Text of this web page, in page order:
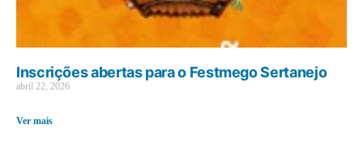
Inscrições abertas para o Festmego Sertanejo
abril 22, 2026
Ver mais